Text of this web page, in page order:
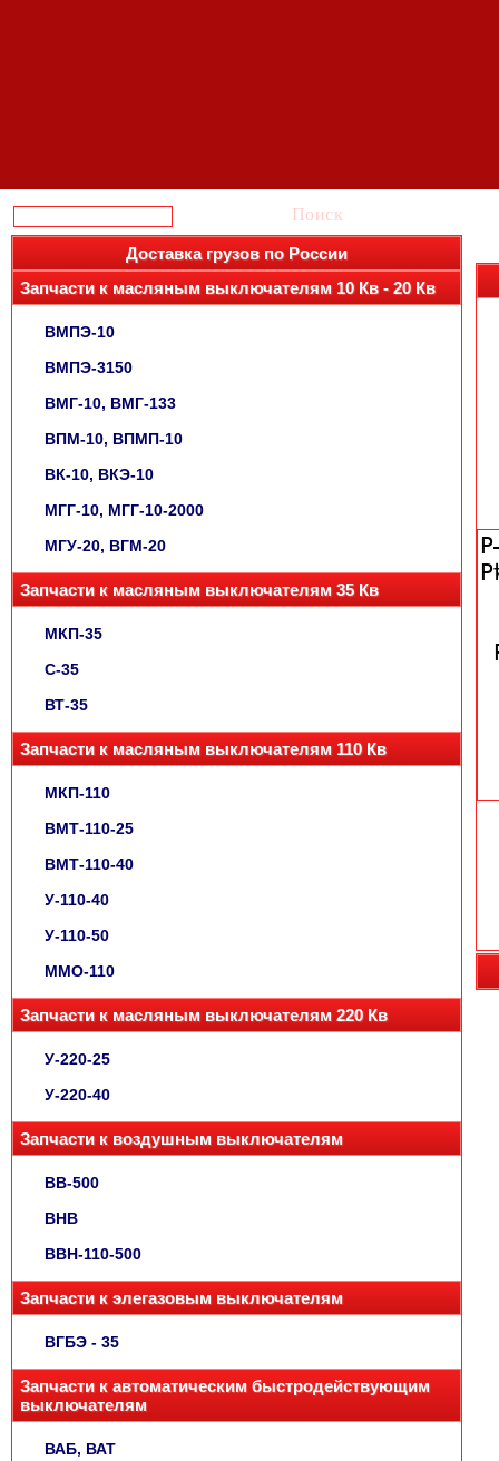
Поиск
Доставка грузов по России
Запчасти к масляным выключателям 10 Кв - 20 Кв
ВМПЭ-10
ВМПЭ-3150
ВМГ-10, ВМГ-133
ВПМ-10, ВПМП-10
ВК-10, ВКЭ-10
МГГ-10, МГГ-10-2000
МГУ-20, ВГМ-20
Запчасти к масляным выключателям 35 Кв
МКП-35
С-35
ВТ-35
Запчасти к масляным выключателям 110 Кв
МКП-110
ВМТ-110-25
ВМТ-110-40
У-110-40
У-110-50
ММО-110
Запчасти к масляным выключателям 220 Кв
У-220-25
У-220-40
Запчасти к воздушным выключателям
ВВ-500
ВНВ
ВВН-110-500
Запчасти к элегазовым выключателям
ВГБЭ - 35
Запчасти к автоматическим быстродействующим
выключателям
ВАБ, ВАТ